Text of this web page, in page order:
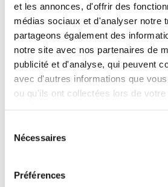
et les annonces, d'offrir des
médias sociaux et d'analyser notre
partageons également des
notre site avec nos partenaires de
publicité et d'analyse, qui peuvent
avec d'autres informations que
ou qu'ils ont collectées lors de
Nécessaires
Préférences
INCLUS À LA
Killométrage illimité
Assurance tous risques (hors
Carburant : plein à rendre plein
CONDITIONS DE
Age minimum :20 ans
ASSURANCE